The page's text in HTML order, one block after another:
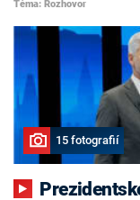
Téma: Rozhovor
15 fotografií